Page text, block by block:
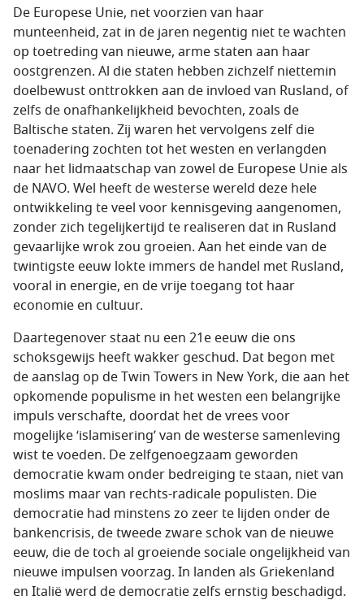
De Europese Unie, net voorzien van haar
munteenheid, zat in de jaren negentig niet te wachten
op toetreding van nieuwe, arme staten aan haar
oostgrenzen. Al die staten hebben zichzelf niettemin
doelbewust onttrokken aan de invloed van Rusland, of
zelfs de onafhankelijkheid bevochten, zoals de
Baltische staten. Zij waren het vervolgens zelf die
toenadering zochten tot het westen en verlangden
naar het lidmaatschap van zowel de Europese Unie als
de NAVO. Wel heeft de westerse wereld deze hele
ontwikkeling te veel voor kennisgeving aangenomen,
zonder zich tegelijkertijd te realiseren dat in Rusland
gevaarlijke wrok zou groeien. Aan het einde van de
twintigste eeuw lokte immers de handel met Rusland,
vooral in energie, en de vrije toegang tot haar
economie en cultuur.
Daartegenover staat nu een 21e eeuw die ons
schoksgewijs heeft wakker geschud. Dat begon met
de aanslag op de Twin Towers in New York, die aan het
opkomende populisme in het westen een belangrijke
impuls verschafte, doordat het de vrees voor
mogelijke ‘islamisering’ van de westerse samenleving
wist te voeden. De zelfgenoegzaam geworden
democratie kwam onder bedreiging te staan, niet van
moslims maar van rechts-radicale populisten. Die
democratie had minstens zo zeer te lijden onder de
bankencrisis, de tweede zware schok van de nieuwe
eeuw, die de toch al groeiende sociale ongelijkheid van
nieuwe impulsen voorzag. In landen als Griekenland
en Italië werd de democratie zelfs ernstig beschadigd.